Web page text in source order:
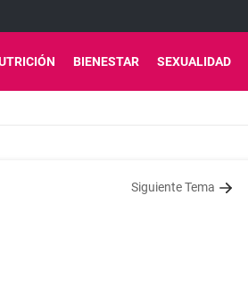
BIENESTAR SEXUALIDAD
Siguiente Tema